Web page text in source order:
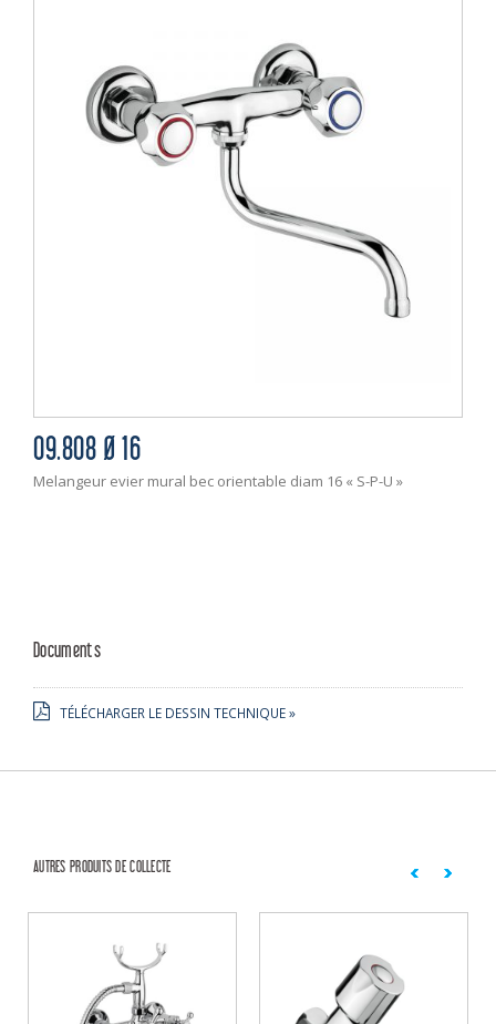
09.808 Ø 16
Melangeur evier mural bec orientable diam 16 « S-P-U »
Documents
TÉLÉCHARGER LE DESSIN TECHNIQUE »
AUTRES PRODUITS DE COLLECTE